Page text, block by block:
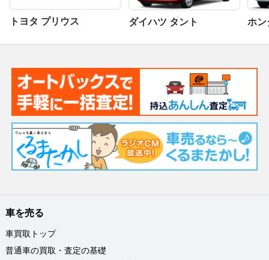
トヨタ プリウス ダイハツ タント ホン
車を売る
車買取トップ
普通車の買取・査定の基礎